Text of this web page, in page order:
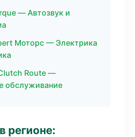
— Автозвук и
Моторс — Электрика
Route —
обслуживание
регионе: